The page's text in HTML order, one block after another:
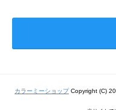
カラーミーショップCopyright (C)